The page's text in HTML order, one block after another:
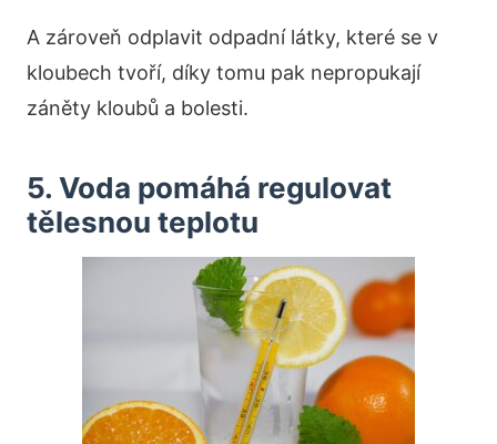
A zároveň odplavit odpadní látky, které se v
kloubech tvoří, díky tomu pak nepropukají
záněty kloubů a bolesti.
5. Voda pomáhá regulovat
tělesnou teplotu